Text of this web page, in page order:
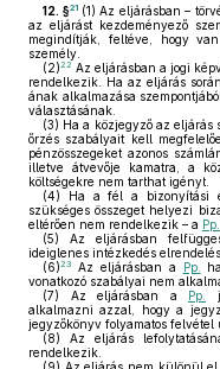
12. §21 (1) Az eljárásban –
az eljárást kezdeményező
megindítják, feltéve, hogy
személy.
(2)22 Az eljárásban a jogi
rendelkezik. Ha az eljárás
ának alkalmazása
választásának.
(3) Ha a közjegyző az
őrzés szabályait kell
pénzösszegeket azonos
illetve átvevője kamatra, a
költségekre nem tarthat igényt.
(4) Ha a fél a bizonyítási
szükséges összeget helyezi
eltérően nem rendelkezik – a Pp.
(5) Az eljárásban
ideiglenes intézkedés
(6)23 Az eljárásban a Pp.
vonatkozó szabályai nem
(7) Az eljárásban a Pp.
alkalmazni azzal, hogy a
jegyzőkönyv folyamatos felvétel
(8) Az eljárás
rendelkezik.